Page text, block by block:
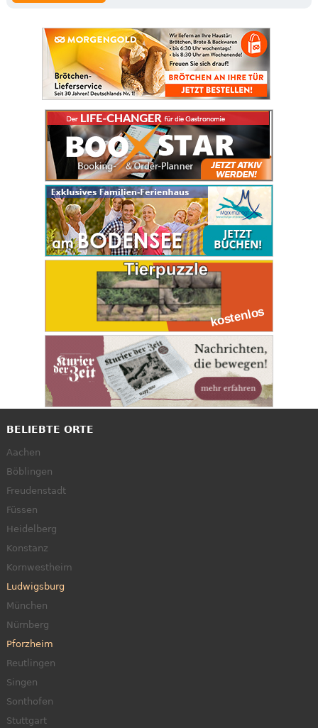
BELIEBTE ORTE
Aachen
Böblingen
Freudenstadt
Füssen
Heidelberg
Konstanz
Kornwestheim
Ludwigsburg
München
Nürnberg
Pforzheim
Reutlingen
Singen
Sonthofen
Stuttgart